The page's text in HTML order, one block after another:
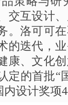
交互设计
。洛可可
的迭代，
康、文化
定的首批“
设计奖项